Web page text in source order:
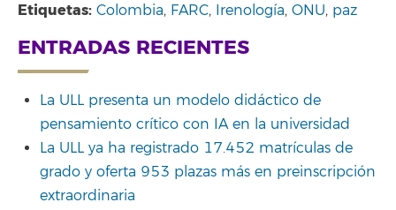
Etiquetas: Colombia, FARC, Irenología, ONU, paz
ENTRADAS RECIENTES
La ULL presenta un modelo didáctico de
pensamiento crítico con IA en la universidad
La ULL ya ha registrado 17.452 matrículas de
grado y oferta 953 plazas más en preinscripción
extraordinaria